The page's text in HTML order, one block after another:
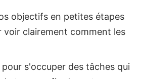
objectifs en petites étapes
voir clairement comment les
s'occuper des tâches qui